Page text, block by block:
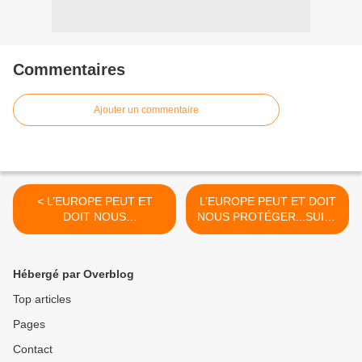
Commentaires
Ajouter un commentaire
< L’EUROPE PEUT ET
DOIT NOUS
PROTÉGER...suite
L’EUROPE PEUT ET DOIT
NOUS PROTÉGER...SUITE
3 >
Hébergé par Overblog
Top articles
Pages
Contact